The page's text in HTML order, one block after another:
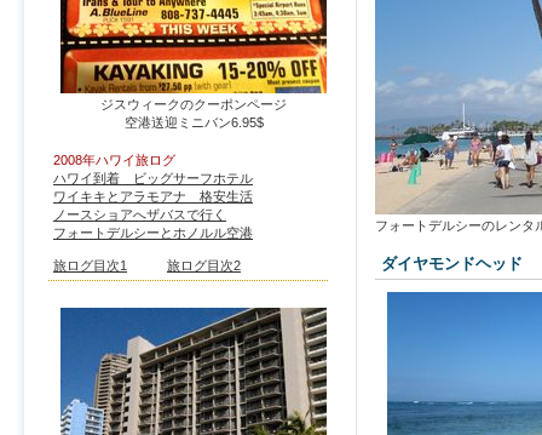
フォートデルシーのレンタ
ダイヤモンドヘッド
ジスウィークのクーポンページ
空港送迎ミニバン6.95$
2008年ハワイ旅ログ
ハワイ到着 ビッグサーフホテル
ワイキキとアラモアナ 格安生活
ノースショアへザバスで行く
フォートデルシーとホノルル空港
旅ログ目次1 旅ログ目次2